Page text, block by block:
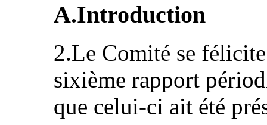
A.Introduction
2.Le Comité se
sixième rapport
que celui-ci ait été